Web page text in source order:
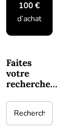
100 €
d’achat
Faites
votre
recherche…